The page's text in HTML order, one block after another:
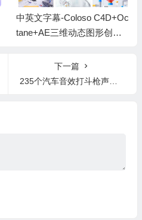
中英文字幕-Coloso C4D+Oc
tane+AE三维动态图形创意
下一篇
235个汽车音效打斗枪声点击故障撞击自然音效短视频混剪包 Hudsonfilms SFX Pack Vol. 2